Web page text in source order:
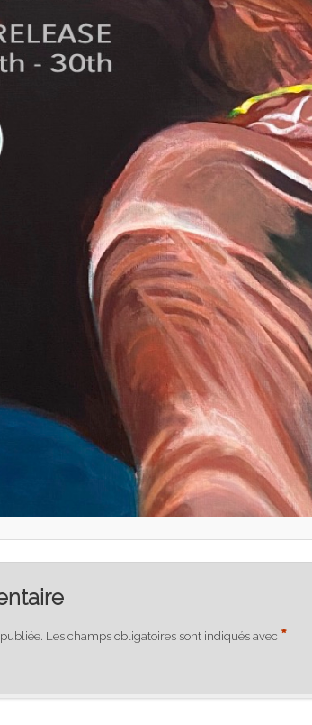
Les champs obligatoires sont indiqués avec *